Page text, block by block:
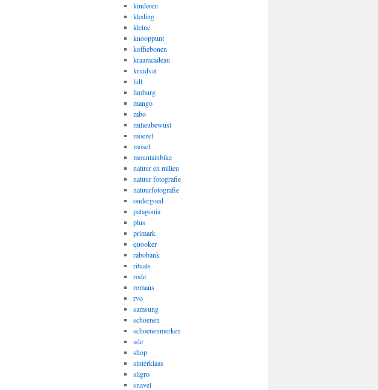
kinderen
kleding
kleine
knooppunt
koffiebonen
kraamcadeau
kruidvat
lidl
limburg
mango
mbo
milieubewust
moezel
mosel
mountainbike
natuur en milieu
natuur fotografie
natuurfotografie
ondergoed
patagonia
plus
primark
quooker
rabobank
rituals
rode
romans
rvo
samsung
schoenen
schoenenmerken
sde
shop
sinterklaas
sligro
snavel